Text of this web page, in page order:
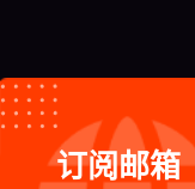
订阅邮箱